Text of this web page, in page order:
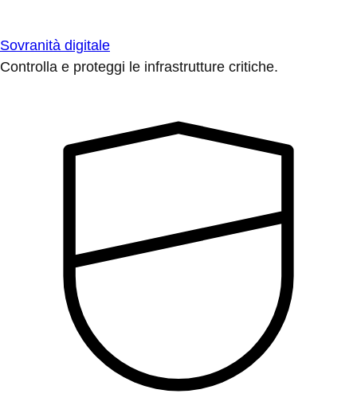
Sovranità digitale
Controlla e proteggi le infrastrutture critiche.